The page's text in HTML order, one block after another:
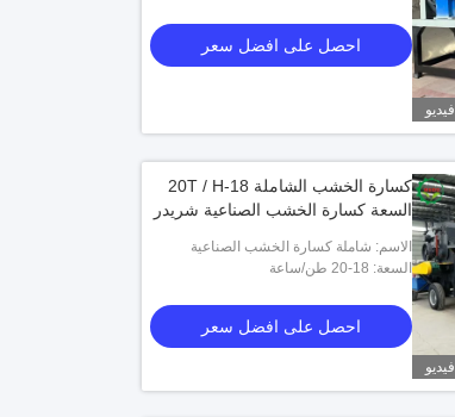
فيديو
احصل على افضل سعر
فيديو
كسارة الخشب الشاملة 18-20T / H
السعة كسارة الخشب الصناعية شريدر
الاسم: شاملة كسارة الخشب الصناعية
التقطيع
السعة: 18-20 طن/ساعة
احصل على افضل سعر